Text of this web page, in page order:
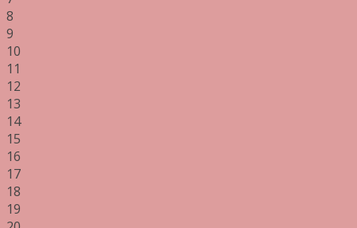
8
9
10
11
12
13
14
15
16
17
18
19